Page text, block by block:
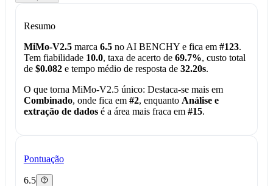
Resumo
MiMo-V2.5marca 6.5no AI BENCHY e fica em #123.
Tem fiabilidade 10.0, taxa de acerto de 69.7%, custo total
de $0.082e tempo médio de resposta de 32.20s.
O que torna MiMo-V2.5 único: Destaca-se mais em
Combinado, onde fica em #2, enquanto Análise e
extração de dadosé a área mais fraca em #15.
Pontuação
6.5